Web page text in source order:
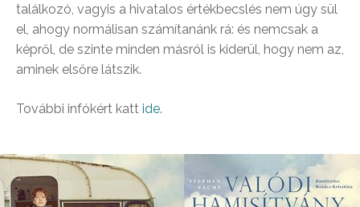
találkozó, vagyis a hivatalos értékbecslés nem úgy sül
el, ahogy normálisan számítanánk rá: és nemcsak a
képről, de szinte minden másról is kiderül, hogy nem az,
aminek elsőre látszik.
További infókért katt ide.